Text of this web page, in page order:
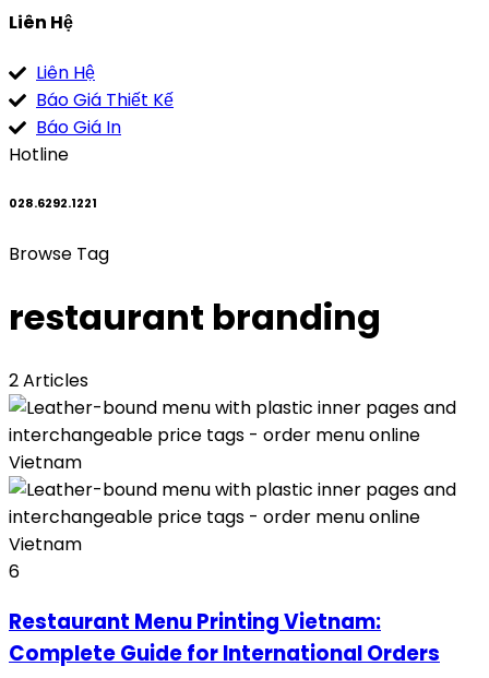
Liên Hệ
Liên Hệ
Báo Giá Thiết Kế
Báo Giá In
Hotline
028.6292.1221
Browse Tag
restaurant branding
2 Articles
6
Restaurant Menu Printing Vietnam:
Complete Guide for International Orders